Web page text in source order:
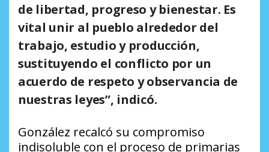
de libertad, progreso y bienestar. Es
vital unir al pueblo alrededor del
trabajo, estudio y producción,
sustituyendo el conflicto por un
acuerdo de respeto y observancia de
nuestras leyes”, indicó.
González recalcó su compromiso
indisoluble con el proceso de primarias